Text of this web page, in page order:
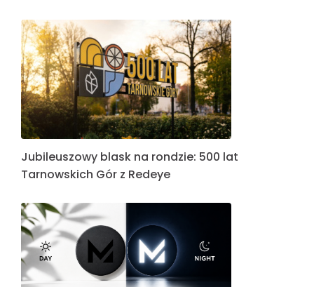
Jubileuszowy blask na rondzie: 500 lat
Tarnowskich Gór z Redeye